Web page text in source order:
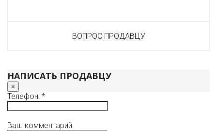
ВОПРОС ПРОДАВЦУ
НАПИСАТЬ ПРОДАВЦУ
×
Телефон: *
Ваш комментарий: